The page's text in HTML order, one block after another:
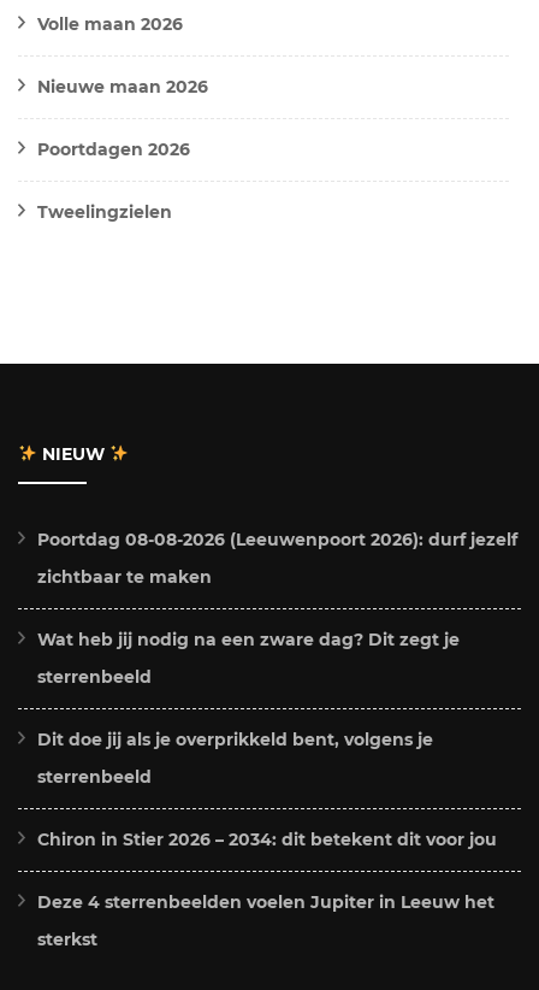
Volle maan 2026
Nieuwe maan 2026
Poortdagen 2026
Tweelingzielen
NIEUW
Poortdag 08-08-2026 (Leeuwenpoort 2026): durf jezelf
zichtbaar te maken
Wat heb jij nodig na een zware dag? Dit zegt je
sterrenbeeld
Dit doe jij als je overprikkeld bent, volgens je
sterrenbeeld
Chiron in Stier 2026 – 2034: dit betekent dit voor jou
Deze 4 sterrenbeelden voelen Jupiter in Leeuw het
sterkst